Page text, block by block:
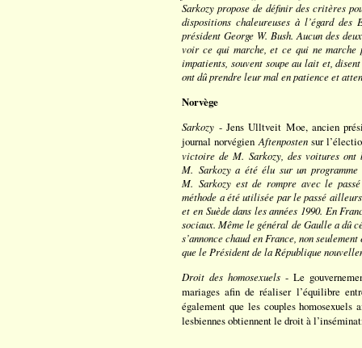
Sarkozy propose de définir des critères
dispositions chaleureuses à l’égard
président George W. Bush. Aucun des
voir ce qui marche, et ce qui ne marche
impatients, souvent soupe au lait et,
ont dû prendre leur mal en patience et
Norvège
Sarkozy - Jens Ulltveit Moe, ancien
journal norvégienAftenpostensur
victoire de M. Sarkozy, des voitures
M. Sarkozy a été élu sur un
M. Sarkozy est de rompre avec le
méthode a été utilisée par le passé
et en Suède dans les années 1990. En
sociaux. Même le général de Gaulle a dû
s’annonce chaud en France, non
que le Président de la République
Droit des homosexuels - Le
mariages afin de réaliser l’équilibre
également que les couples homosexuels
lesbiennes obtiennent le droit à